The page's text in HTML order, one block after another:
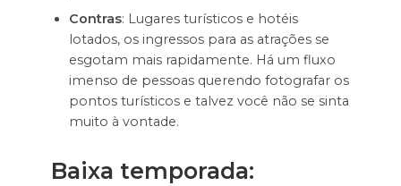
Contras: Lugares turísticos e hotéis
lotados, os ingressos para as atrações se
esgotam mais rapidamente. Há um fluxo
imenso de pessoas querendo fotografar os
pontos turísticos e talvez você não se sinta
muito à vontade.
Baixa temporada: